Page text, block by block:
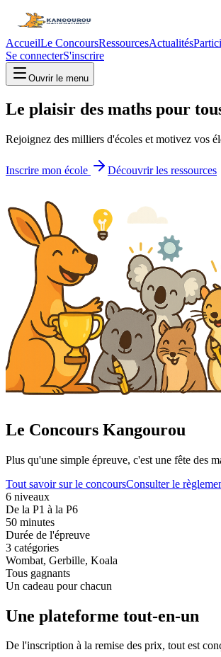
AccueilLe ConcoursRessourcesActualités
Se connecterS'inscrire
Ouvrir le menu
Le plaisir des maths pour
Rejoignez des milliers d'écoles et motivez vos
Inscrire mon école Découvrir les ressources
Le Concours Kangourou
Plus qu'une simple épreuve, c'est une fête des
Tout savoir sur le concoursConsulter le
6 niveaux
De la P1 à la P6
50 minutes
Durée de l'épreuve
3 catégories
Wombat, Gerbille, Koala
Tous gagnants
Un cadeau pour chacun
Une plateforme tout-en-un
De l'inscription à la remise des prix, tout est